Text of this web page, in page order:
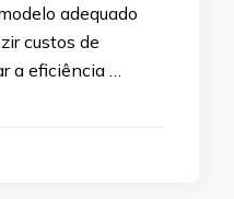
adequado
custos de
a eficiência …